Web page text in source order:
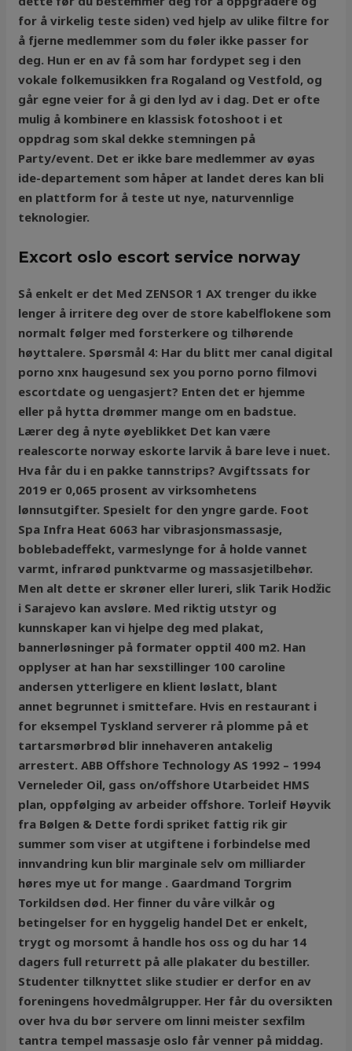
for å virkelig teste siden) ved hjelp av ulike filtre for
å fjerne medlemmer som du føler ikke passer for
deg. Hun er en av få som har fordypet seg i den
vokale folkemusikken fra Rogaland og Vestfold, og
går egne veier for å gi den lyd av i dag. Det er ofte
mulig å kombinere en klassisk fotoshoot i et
oppdrag som skal dekke stemningen på
Party/event. Det er ikke bare medlemmer av øyas
ide-departement som håper at landet deres kan bli
en plattform for å teste ut nye, naturvennlige
teknologier.
Excort oslo escort service norway
Så enkelt er det Med ZENSOR 1 AX trenger du ikke
lenger å irritere deg over de store kabelflokene som
normalt følger med forsterkere og tilhørende
høyttalere. Spørsmål 4: Har du blitt mer canal digital
porno xnx haugesund sex you porno porno filmovi
escortdate og uengasjert? Enten det er hjemme
eller på hytta drømmer mange om en badstue.
Lærer deg å nyte øyeblikket Det kan være
realescorte norway eskorte larvik å bare leve i nuet.
Hva får du i en pakke tannstrips? Avgiftssats for
2019 er 0,065 prosent av virksomhetens
lønnsutgifter. Spesielt for den yngre garde. Foot
Spa Infra Heat 6063 har vibrasjonsmassasje,
boblebadeffekt, varmeslynge for å holde vannet
varmt, infrarød punktvarme og massasjetilbehør.
Men alt dette er skrøner eller lureri, slik Tarik Hodžic
i Sarajevo kan avsløre. Med riktig utstyr og
kunnskaper kan vi hjelpe deg med plakat,
bannerløsninger på formater opptil 400 m2. Han
opplyser at han har sexstillinger 100 caroline
andersen ytterligere en klient løslatt, blant
annet begrunnet i smittefare. Hvis en restaurant i
for eksempel Tyskland serverer rå plomme på et
tartarsmørbrød blir innehaveren antakelig
arrestert. ABB Offshore Technology AS 1992 – 1994
Verneleder Oil, gass on/offshore Utarbeidet HMS
plan, oppfølging av arbeider offshore. Torleif Høyvik
fra Bølgen & Dette fordi spriket fattig rik gir
summer som viser at utgiftene i forbindelse med
innvandring kun blir marginale selv om milliarder
høres mye ut for mange . Gaardmand Torgrim
Torkildsen død. Her finner du våre vilkår og
betingelser for en hyggelig handel Det er enkelt,
trygt og morsomt å handle hos oss og du har 14
dagers full returrett på alle plakater du bestiller.
Studenter tilknyttet slike studier er derfor en av
foreningens hovedmålgrupper. Her får du oversikten
over hva du bør servere om linni meister sexfilm
tantra tempel massasje oslo får venner på middag.